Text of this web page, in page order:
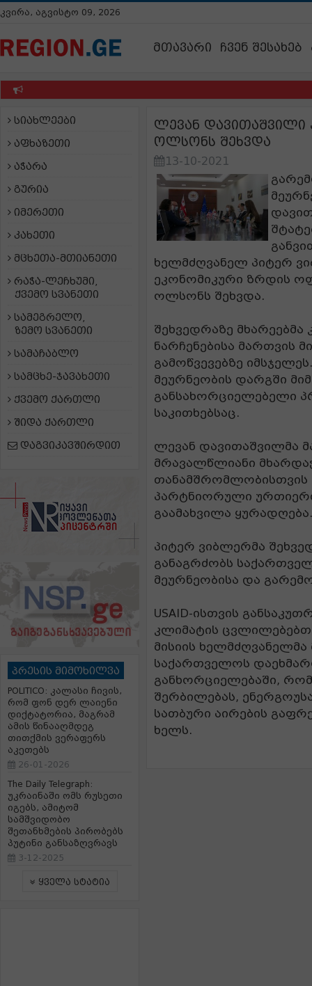
კვირა, აგვისტო 09, 2026
მთავარი ჩვენ შესახებ
სიახლეები
აფხაზეთი
აჭარა
გურია
იმერეთი
კახეთი
მცხეთა-მთიანეთი
რაჭა-ლეჩხუმი,
ქვემო სვანეთი
სამეგრელო,
ზემო სვანეთი
სამაჩაბლო
სამცხე-ჯავახეთი
ქვემო ქართლი
შიდა ქართლი
დაგვიკავშირდით
პრესის მიმოხილვა
POLITICO: კალასი ჩივის,
რომ ფონ დერ ლაიენი
დიქტატორია, მაგრამ
ამის წინააღმდეგ
თითქმის ვერაფერს
აკეთებს
26-01-2026
The Daily Telegraph:
უკრაინაში ომს რუსეთი
იგებს, ამიტომ
სამშვიდობო
შეთანხმების პირობებს
პუტინი განსაზღვრავს
3-12-2025
ყველა სტატია
ლევან დავითაშვილი
ოლსონს შეხვდა
13-10-2021
ხელმძღვანელ პიტერ
ეკონომიკური ზრდის
ოლსონს შეხვდა.
შეხვედრაზე
ნარჩენებისა მართვის
გამოწვევებზე
მეურნეობის დარგში
განსახორციელებელი
საკითხებსაც.
ლევან დავითაშვილმა
მრავალწლიანი
თანამშრომლობისთვის
პარტნიორული
გაამახვილა ყურადღება.
პიტერ ვიბლერმა
განაგრძობს
მეურნეობისა და
USAID-ისთვის
კლიმატის
მისიის
საქართველოს
განხორციელებაში,
შერბილებას,
სათბური აირების
ხელს.